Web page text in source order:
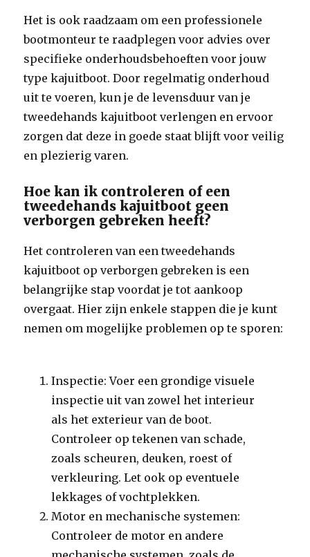
Het is ook raadzaam om een professionele
bootmonteur te raadplegen voor advies over
specifieke onderhoudsbehoeften voor jouw
type kajuitboot. Door regelmatig onderhoud
uit te voeren, kun je de levensduur van je
tweedehands kajuitboot verlengen en ervoor
zorgen dat deze in goede staat blijft voor veilig
en plezierig varen.
Hoe kan ik controleren of een
tweedehands kajuitboot geen
verborgen gebreken heeft?
Het controleren van een tweedehands
kajuitboot op verborgen gebreken is een
belangrijke stap voordat je tot aankoop
overgaat. Hier zijn enkele stappen die je kunt
nemen om mogelijke problemen op te sporen:
Inspectie: Voer een grondige visuele
inspectie uit van zowel het interieur
als het exterieur van de boot.
Controleer op tekenen van schade,
zoals scheuren, deuken, roest of
verkleuring. Let ook op eventuele
lekkages of vochtplekken.
Motor en mechanische systemen:
Controleer de motor en andere